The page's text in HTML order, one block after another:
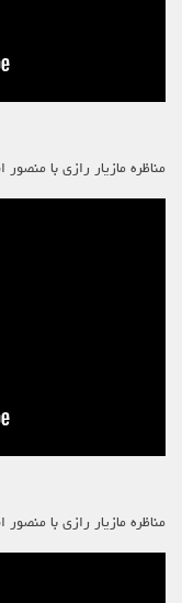
مناظره مازیار رازی با
مناظره مازیار رازی با